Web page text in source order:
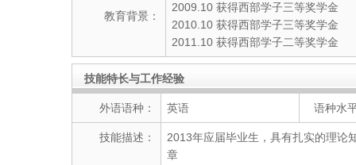
教育背景：
2009.10 获得西部学子三等奖学金
2010.10 获得西部学子三等奖学金
2011.10 获得西部学子二等奖学金
技能特长与工作经验
外语语种： 英语 语种水
技能描述：
2013年应届毕业生，具有扎实的理论
章